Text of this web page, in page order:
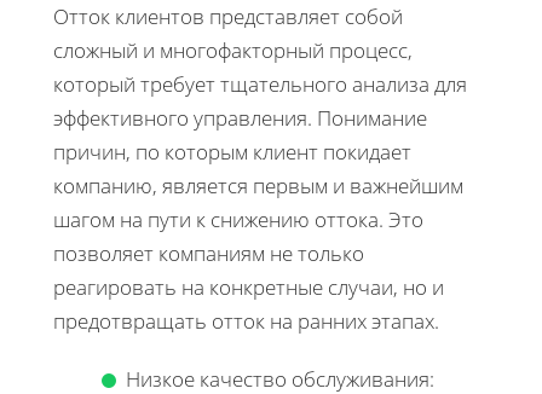
Отток клиентов представляет собой
сложный и многофакторный процесс,
который требует тщательного анализа для
эффективного управления. Понимание
причин, по которым клиент покидает
компанию, является первым и важнейшим
шагом на пути к снижению оттока. Это
позволяет компаниям не только
реагировать на конкретные случаи, но и
предотвращать отток на ранних этапах.
Низкое качество обслуживания: